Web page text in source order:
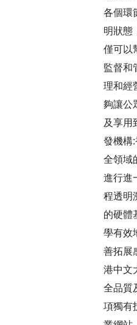
各個環
明狀態
僅可以
監督和
理和經
夠讓公
及享用
發機構
全領域
進行進
程透明
的硬體
學有效
善拓展
港中文
全品質
項獨有